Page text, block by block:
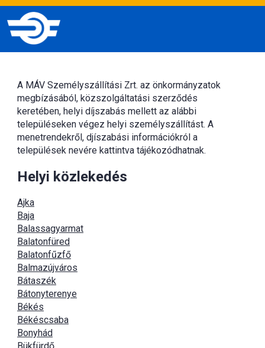
A MÁV Személyszállítási Zrt. az önkormányzatok
megbízásából, közszolgáltatási szerződés
keretében, helyi díjszabás mellett az alábbi
településeken végez helyi személyszállítást. A
menetrendekről, djíszabási információkról a
települések nevére kattintva tájékozódhatnak.
Helyi közlekedés
Ajka
Baja
Balassagyarmat
Balatonfüred
Balatonfűzfő
Balmazújváros
Bátaszék
Bátonyterenye
Békés
Békéscsaba
Bonyhád